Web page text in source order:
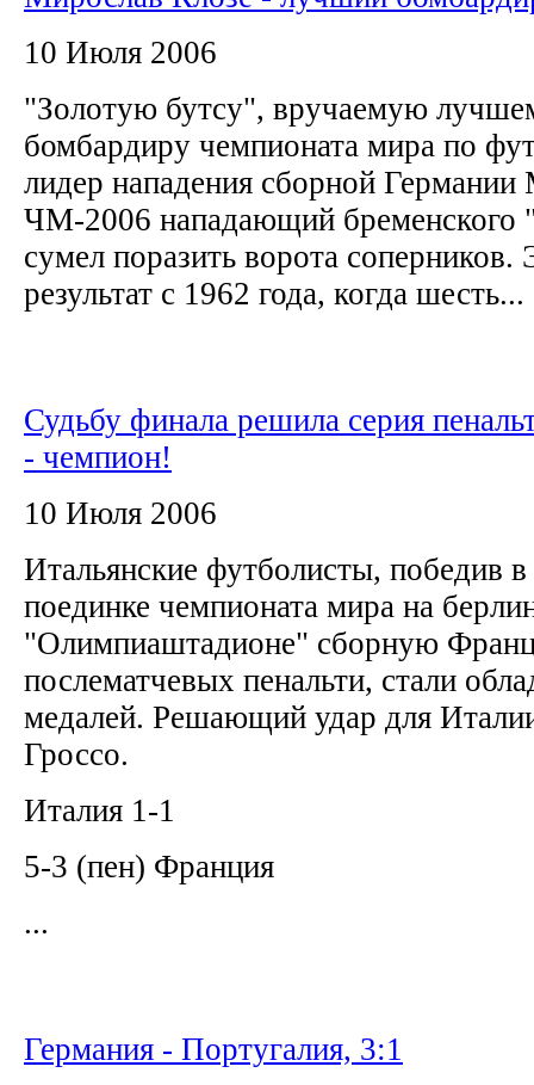
10 Июля 2006
"Золотую бутсу", вручаемую
бомбардиру чемпионата мира по
лидер нападения сборной
ЧМ-2006 нападающий бременского
сумел поразить ворота
результат с 1962 года, когда шесть...
Судьбу финала решила серия
- чемпион!
10 Июля 2006
Итальянские футболисты, победив
поединке чемпионата мира на
"Олимпиаштадионе" сборную
послематчевых пенальти, стали
медалей. Решающий удар для
Гроссо.
Италия 1-1
5-3 (пен) Франция
...
Германия - Португалия, 3:1